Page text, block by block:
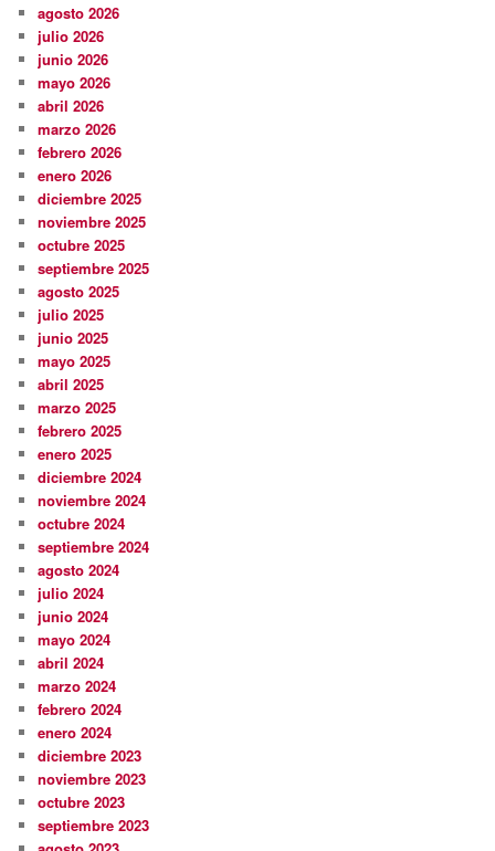
agosto 2026
julio 2026
junio 2026
mayo 2026
abril 2026
marzo 2026
febrero 2026
enero 2026
diciembre 2025
noviembre 2025
octubre 2025
septiembre 2025
agosto 2025
julio 2025
junio 2025
mayo 2025
abril 2025
marzo 2025
febrero 2025
enero 2025
diciembre 2024
noviembre 2024
octubre 2024
septiembre 2024
agosto 2024
julio 2024
junio 2024
mayo 2024
abril 2024
marzo 2024
febrero 2024
enero 2024
diciembre 2023
noviembre 2023
octubre 2023
septiembre 2023